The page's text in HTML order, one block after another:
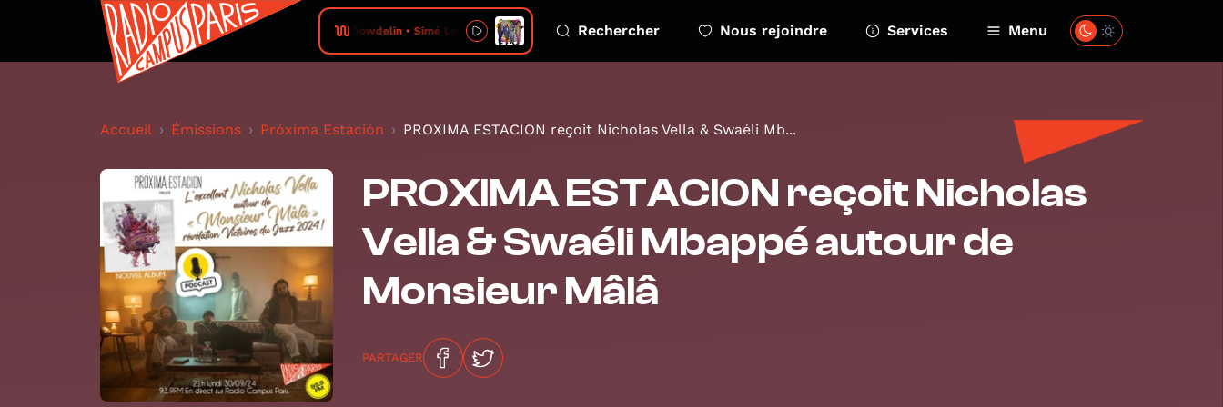
Dowdelin • Simé Love Rechercher Nous rejoindre Services Menu
Accueil Émissions Próxima Estación PROXIMA ESTACION reçoit Nicholas Vella & Swaéli Mb...
PROXIMA ESTACION reçoit Nicholas
Vella & Swaéli Mbappé autour de
Monsieur Mâlâ
PARTAGER